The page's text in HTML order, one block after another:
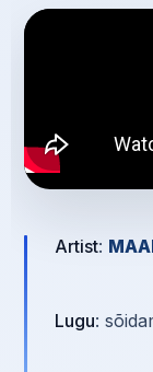
Artist:
Lugu: